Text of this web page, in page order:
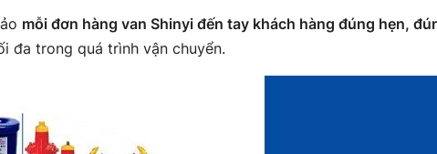
mỗi đơn hàng van Shinyi đến tay khách hàng đúng hẹn,
đa trong quá trình vận chuyển.